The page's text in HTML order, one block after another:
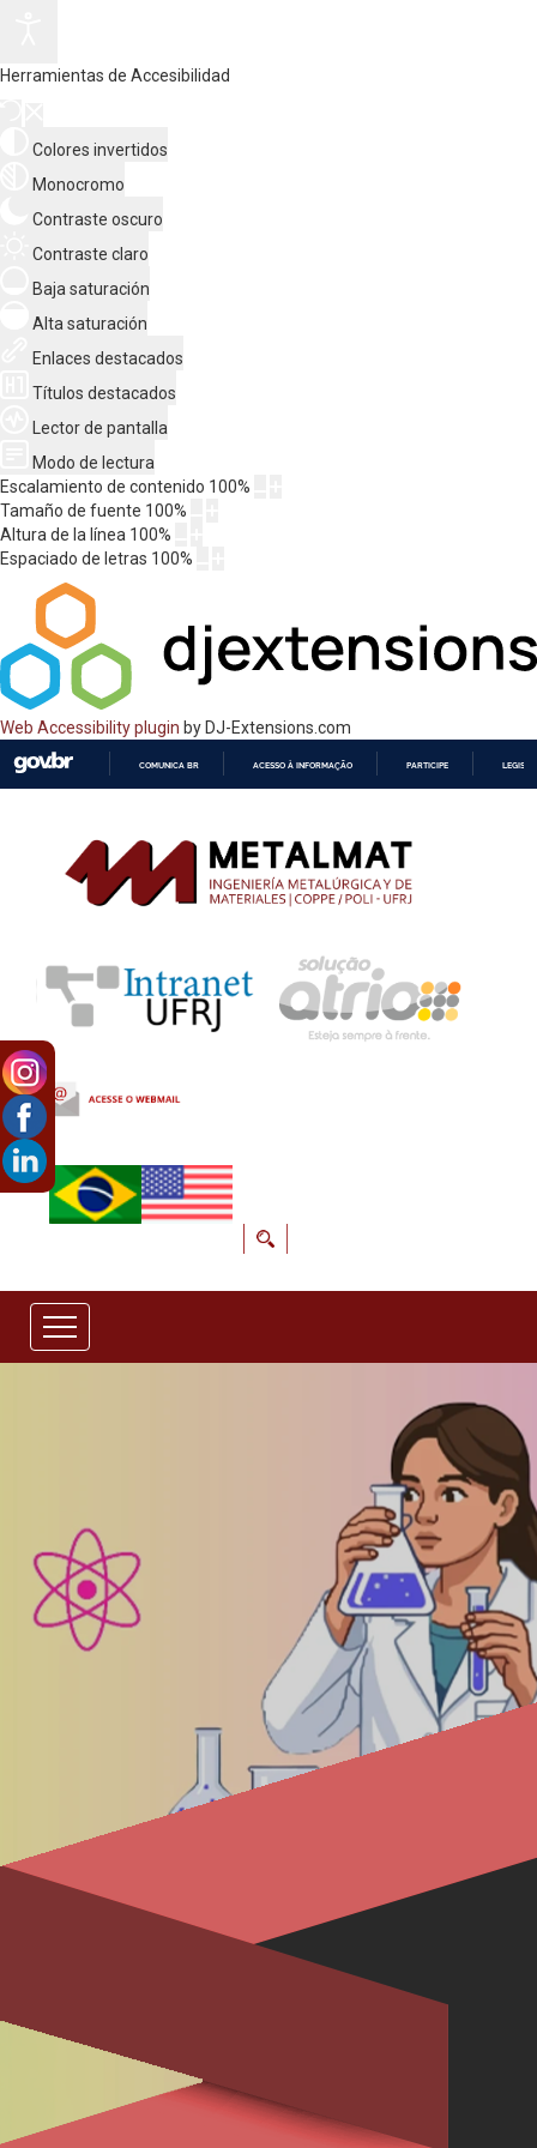
Herramientas de Accesibilidad
Colores invertidos
Monocromo
Contraste oscuro
Contraste claro
Baja saturación
Alta saturación
Enlaces destacados
Títulos destacados
Lector de pantalla
Modo de lectura
Escalamiento de contenido 100%
Tamaño de fuente 100%
Altura de la línea 100%
Espaciado de letras 100%
Web Accessibility plugin by DJ-Extensions.com
CONTEÚDO
COMUNICA BR ACESSO À INFORMAÇÃO PARTICIPE